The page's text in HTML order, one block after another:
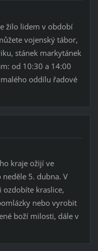
žilo lidem v období
vojenský tábor,
stánek markytánek
od 10:30 a 14:00
oddílu řadové
kraje ožijí ve
5. dubna. V
kraslice,
nebo vyrobit
boží milosti, dále v